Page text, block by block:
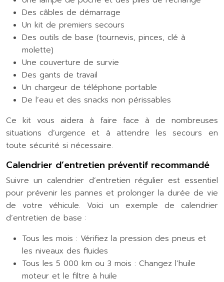
Des câbles de démarrage
Un kit de premiers secours
Des outils de base (tournevis, pinces, clé à
molette)
Une couverture de survie
Des gants de travail
Un chargeur de téléphone portable
De l’eau et des snacks non périssables
Ce kit vous aidera à faire face à de nombreuses
situations d’urgence et à attendre les secours en
toute sécurité si nécessaire.
Calendrier d’entretien préventif recommandé
Suivre un calendrier d’entretien régulier est essentiel
pour prévenir les pannes et prolonger la durée de vie
de votre véhicule. Voici un exemple de calendrier
d’entretien de base :
Tous les mois : Vérifiez la pression des pneus et
les niveaux des fluides
Tous les 5 000 km ou 3 mois : Changez l’huile
moteur et le filtre à huile